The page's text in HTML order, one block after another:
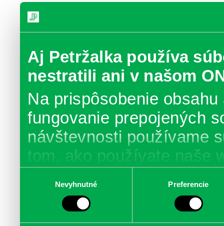
Aj Petržalka používa
nestratili ani v našom
Na prispôsobenie
fungovanie prepojených
návštevnosti používame
tom, ako používate naše
médií, inzercie a
informácie skombinovať
Nevyhnutné Preferencie